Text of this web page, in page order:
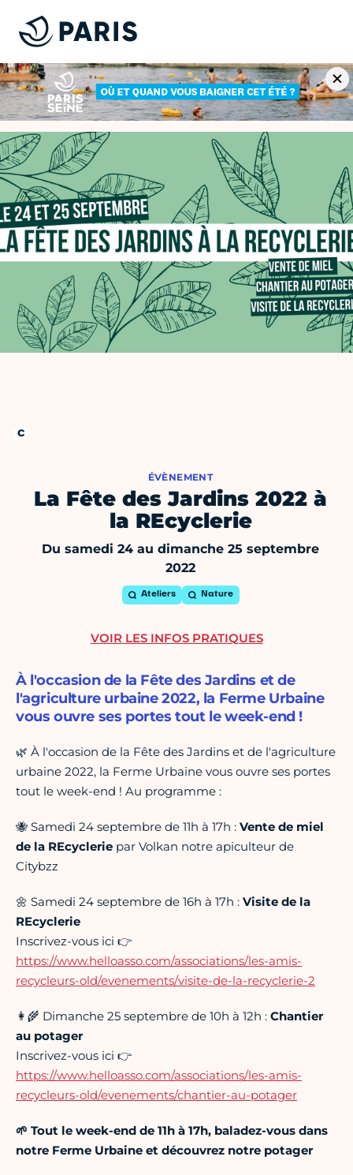
ÉVÈNEMENT
La Fête des Jardins 2022 à
la REcyclerie
Du samedi 24 au dimanche 25 septembre
2022
Ateliers Nature
À l'occasion de la Fête des Jardins et de
l'agriculture urbaine 2022, la Ferme Urbaine
vous ouvre ses portes tout le week-end !
🌿 À l'occasion de la Fête des Jardins et de l'agriculture
urbaine 2022, la Ferme Urbaine vous ouvre ses portes
tout le week-end ! Au programme :
🐝 Samedi 24 septembre de 11h à 17h : Vente de miel
de la REcyclerie par Volkan notre apiculteur de
Citybzz
🌼 Samedi 24 septembre de 16h à 17h : Visite de la
REcyclerie
Inscrivez-vous ici 👉
https://www.helloasso.com/associations/les-amis-
recycleurs-old/evenements/visite-de-la-recyclerie-2
👩‍🌾 Dimanche 25 septembre de 10h à 12h : Chantier
au potager
Inscrivez-vous ici 👉
https://www.helloasso.com/associations/les-amis-
recycleurs-old/evenements/chantier-au-potager
🌱 Tout le week-end de 11h à 17h, baladez-vous dans
notre Ferme Urbaine et découvrez notre potager
VOIR LES INFOS PRATIQUES